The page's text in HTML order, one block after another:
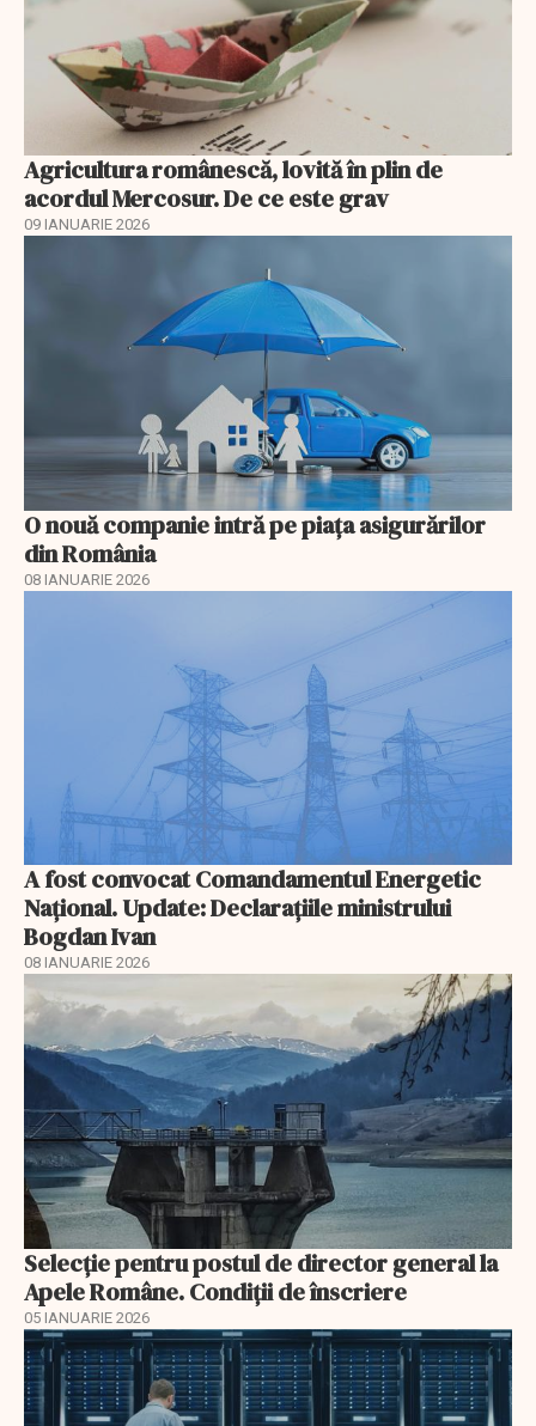
Agricultura românescă, lovită în plin de
acordul Mercosur. De ce este grav
09 IANUARIE 2026
O nouă companie intră pe piața asigurărilor
din România
08 IANUARIE 2026
A fost convocat Comandamentul Energetic
Naţional. Update: Declaraţiile ministrului
Bogdan Ivan
08 IANUARIE 2026
Selecţie pentru postul de director general la
Apele Române. Condiţii de înscriere
05 IANUARIE 2026